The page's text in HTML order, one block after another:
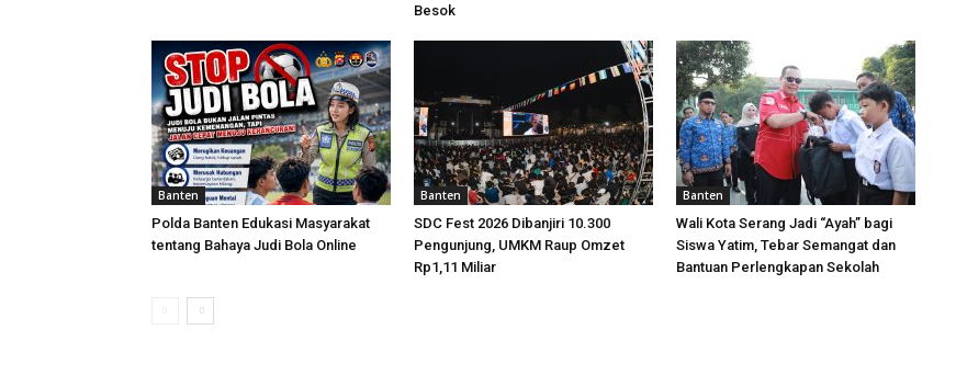
Besok
Banten
Polda Banten Edukasi Masyarakat
tentang Bahaya Judi Bola Online
Banten
SDC Fest 2026 Dibanjiri 10.300
Pengunjung, UMKM Raup Omzet
Rp1,11 Miliar
Banten
Wali Kota Serang Jadi “Ayah” bagi
Siswa Yatim, Tebar Semangat dan
Bantuan Perlengkapan Sekolah